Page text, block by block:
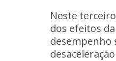
Neste
dos efeitos
desempenho